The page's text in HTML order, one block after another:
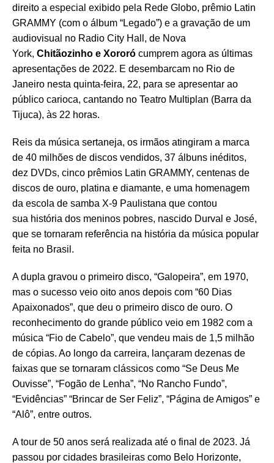
direito a especial exibido pela Rede Globo, prêmio Latin
GRAMMY (com o álbum “Legado”) e a gravação de um
audiovisual no Radio City Hall, de Nova
York, Chitãozinho e Xororócumprem agora as últimas
apresentações de 2022. E desembarcam no Rio de
Janeiro nesta quinta-feira, 22, para se apresentar ao
público carioca, cantando no Teatro Multiplan (Barra da
Tijuca), às 22 horas.
Reis da música sertaneja, os irmãos atingiram a marca
de 40 milhões de discos vendidos, 37 álbuns inéditos,
dez DVDs, cinco prêmios Latin GRAMMY, centenas de
discos de ouro, platina e diamante, e uma homenagem
da escola de samba X-9 Paulistana que contou
sua história dos meninos pobres, nascido Durval e José,
que se tornaram referência na história da música popular
feita no Brasil.
A dupla gravou o primeiro disco, “Galopeira”, em 1970,
mas o sucesso veio oito anos depois com “60 Dias
Apaixonados”, que deu o primeiro disco de ouro. O
reconhecimento do grande público veio em 1982 com a
música “Fio de Cabelo”, que vendeu mais de 1,5 milhão
de cópias. Ao longo da carreira, lançaram dezenas de
faixas que se tornaram clássicos como “Se Deus Me
Ouvisse”, “Fogão de Lenha”, “No Rancho Fundo”,
“Evidências” “Brincar de Ser Feliz”, “Página de Amigos” e
“Alô”, entre outros.
A tour de 50 anos será realizada até o final de 2023. Já
passou por cidades brasileiras como Belo Horizonte,